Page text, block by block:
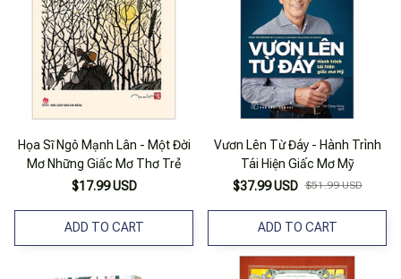
Họa Sĩ Ngô Mạnh Lân - Một Đời
Mơ Những Giấc Mơ Thơ Trẻ
$17.99 USD
ADD TO CART
Vươn Lên Từ Đáy - Hành Trình
Tái Hiện Giấc Mơ Mỹ
$37.99 USD $51.99 USD
ADD TO CART